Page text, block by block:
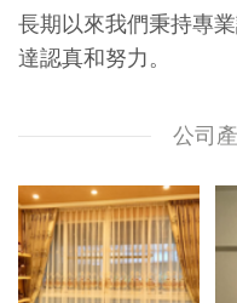
長期以來我們秉持專
達認真和努力。
公司